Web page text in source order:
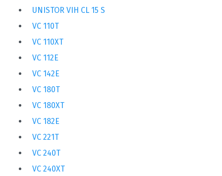
UNISTOR VIH CL 15 S
VC 110T
VC 110XT
VC 112E
VC 142E
VC 180T
VC 180XT
VC 182E
VC 221T
VC 240T
VC 240XT